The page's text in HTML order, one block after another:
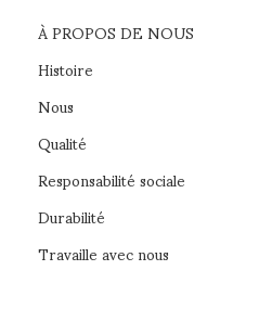
À PROPOS DE NOUS
Histoire
Nous
Qualité
Responsabilité sociale
Durabilité
Travaille avec nous